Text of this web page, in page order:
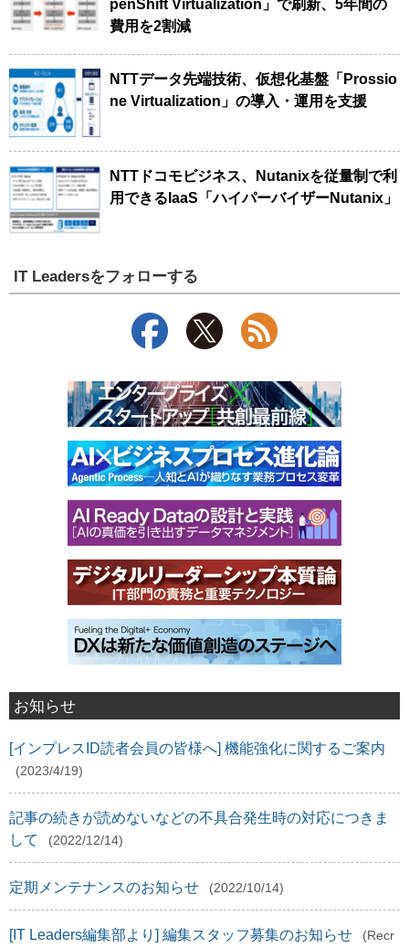
penShift Virtualization」で刷新、5年間の
費用を2割減
NTTデータ先端技術、仮想化基盤「Prossio
ne Virtualization」の導入・運用を支援
NTTドコモビジネス、Nutanixを従量制で利
用できるIaaS「ハイパーバイザーNutanix」
IT Leadersをフォローする
お知らせ
[インプレスID読者会員の皆様へ] 機能強化に関するご案内
(2023/4/19)
記事の続きが読めないなどの不具合発生時の対応につきま
して
(2022/12/14)
定期メンテナンスのお知らせ (2022/10/14)
[IT Leaders編集部より] 編集スタッフ募集のお知らせ
(Recr